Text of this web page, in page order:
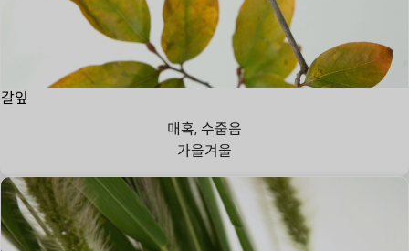
갈잎
매혹, 수줍음
가을겨울